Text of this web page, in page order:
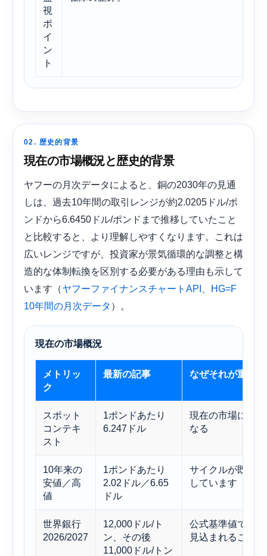
視
ポ
イ
ン
ト
02. 歴史的背景
現在の市場概況と歴史的背景
ヤフーの月次データによると、銅の2030年の見通
しは、過去10年間の取引レンジが約2.0205ドル/ポ
ンドから6.6450ドル/ポンドまで推移していたこと
と比較すると、より理解しやすくなります。これは
広いレンジですが、投資家が景気循環的な調整と構
造的な体制転換を区別する必要がある理由も示して
います（ヤフーファイナンスチャートAPI、HG=F
10年間の月次データ ）。
現在の市場概況
メトリッ
ク
最新の記事 なぜそれが重要
スポット
コンテキ
スト
1ポンドあたり
6.247ドル
現在の市場にお
なる
10年来の
安値／高
値
1ポンドあたり
2.02ドル／6.65
ドル
サイクルが既に
しています
世界銀行
2026/2027
12,000ドル/ト
ン、その後
11,000ドル/トン
公式基準値では
見込まれること